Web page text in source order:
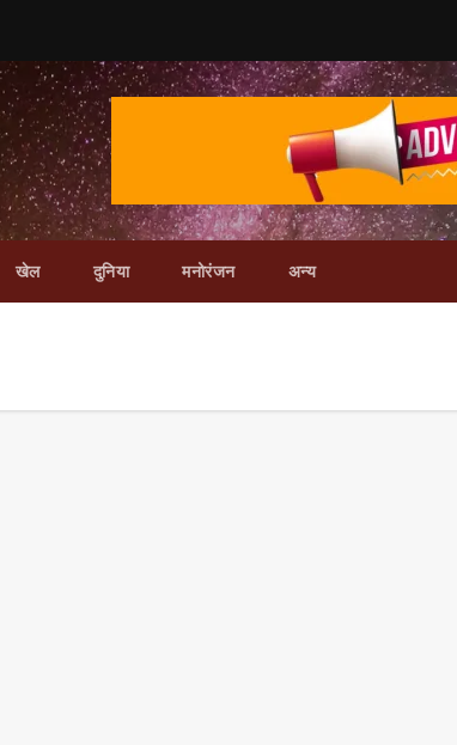
खेल दुनिया मनोरंजन अन्य